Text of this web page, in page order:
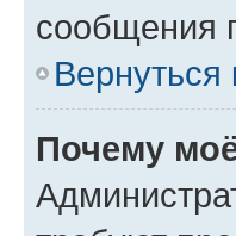
сообщения
Вернуться
Почему